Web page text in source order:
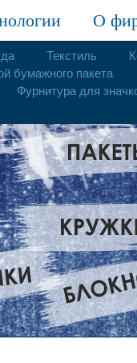
О
Текстиль
бумажного пакета
Фурнитура для